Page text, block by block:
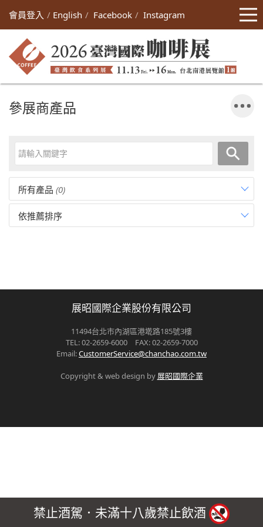
會員登入 English Facebook Instagram
參展商產品
所有產品 (0)
依推薦排序
展昭國際企業股份有限公司
11494台北市內湖區港墘路185號3樓
TEL: 02-2659-6000 FAX: 02-2659-7000
Email:CustomerService@chanchao.com.tw
Copyright & web design by 展昭國際企業
禁止酒駕．未滿十八歲禁止飲酒